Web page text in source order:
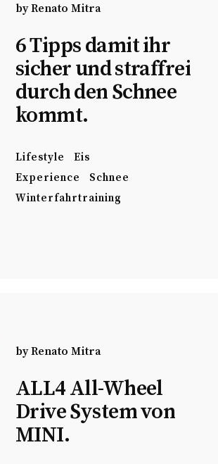
byRenato Mitra
6 Tipps damit ihr
sicher und straffrei
durch den Schnee
kommt.
Lifestyle
Eis
Experience
Schnee
Winterfahrtraining
byRenato Mitra
ALL4 All-Wheel
Drive System von
MINI.